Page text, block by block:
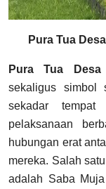
Pura Tua
Pura Tua Desa
sekaligus simbol
sekadar
pelaksanaan
hubungan erat
mereka. Salah
adalah Saba